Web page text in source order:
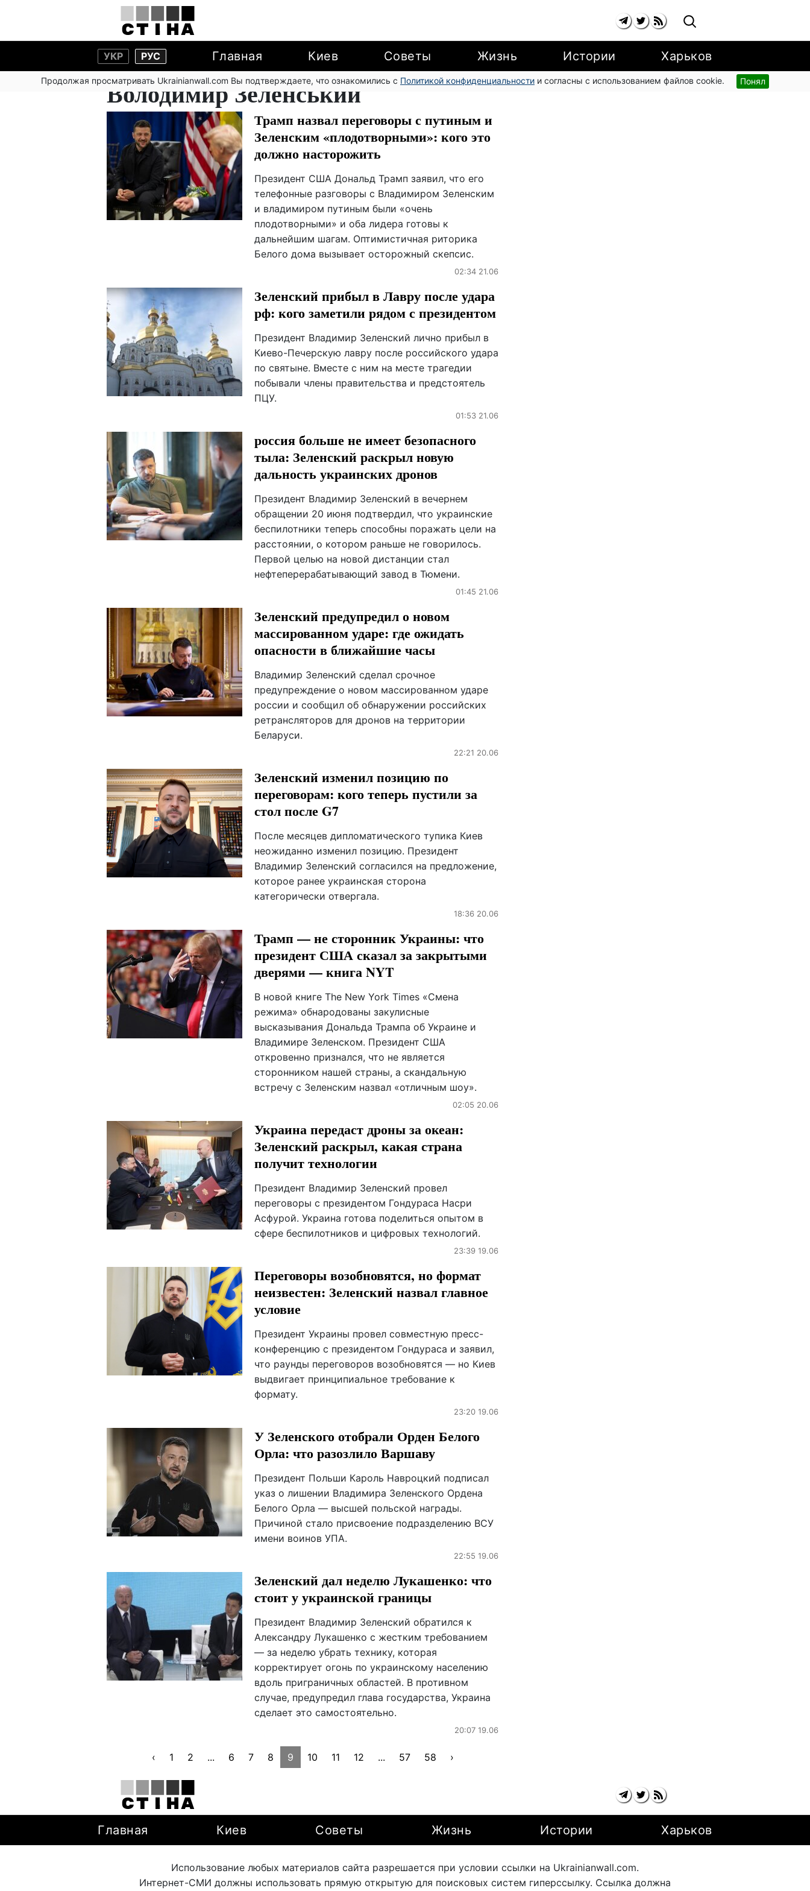
УКР РУС Главная Киев Советы Жизнь Истории Харьков
Продолжая просматривать Ukrainianwall.com Вы подтверждаете, что ознакомились с Политикой конфиденциальности и согласны с использованием файлов cookie. Понял
Володимир Зеленський
Трамп назвал переговоры с путиным и
Зеленским «плодотворными»: кого это
должно насторожить
Президент США Дональд Трамп заявил, что его
телефонные разговоры с Владимиром Зеленским
и владимиром путиным были «очень
плодотворными» и оба лидера готовы к
дальнейшим шагам. Оптимистичная риторика
Белого дома вызывает осторожный скепсис.
02:34 21.06
Зеленский прибыл в Лавру после удара
рф: кого заметили рядом с президентом
Президент Владимир Зеленский лично прибыл в
Киево-Печерскую лавру после российского удара
по святыне. Вместе с ним на месте трагедии
побывали члены правительства и предстоятель
ПЦУ.
01:53 21.06
россия больше не имеет безопасного
тыла: Зеленский раскрыл новую
дальность украинских дронов
Президент Владимир Зеленский в вечернем
обращении 20 июня подтвердил, что украинские
беспилотники теперь способны поражать цели на
расстоянии, о котором раньше не говорилось.
Первой целью на новой дистанции стал
нефтеперерабатывающий завод в Тюмени.
01:45 21.06
Зеленский предупредил о новом
массированном ударе: где ожидать
опасности в ближайшие часы
Владимир Зеленский сделал срочное
предупреждение о новом массированном ударе
россии и сообщил об обнаружении российских
ретрансляторов для дронов на территории
Беларуси.
22:21 20.06
Зеленский изменил позицию по
переговорам: кого теперь пустили за
стол после G7
После месяцев дипломатического тупика Киев
неожиданно изменил позицию. Президент
Владимир Зеленский согласился на предложение,
которое ранее украинская сторона
категорически отвергала.
18:36 20.06
Трамп — не сторонник Украины: что
президент США сказал за закрытыми
дверями — книга NYT
В новой книге The New York Times «Смена
режима» обнародованы закулисные
высказывания Дональда Трампа об Украине и
Владимире Зеленском. Президент США
откровенно признался, что не является
сторонником нашей страны, а скандальную
встречу с Зеленским назвал «отличным шоу».
02:05 20.06
Украина передаст дроны за океан:
Зеленский раскрыл, какая страна
получит технологии
Президент Владимир Зеленский провел
переговоры с президентом Гондураса Насри
Асфурой. Украина готова поделиться опытом в
сфере беспилотников и цифровых технологий.
23:39 19.06
Переговоры возобновятся, но формат
неизвестен: Зеленский назвал главное
условие
Президент Украины провел совместную пресс-
конференцию с президентом Гондураса и заявил,
что раунды переговоров возобновятся — но Киев
выдвигает принципиальное требование к
формату.
23:20 19.06
У Зеленского отобрали Орден Белого
Орла: что разозлило Варшаву
Президент Польши Кароль Навроцкий подписал
указ о лишении Владимира Зеленского Ордена
Белого Орла — высшей польской награды.
Причиной стало присвоение подразделению ВСУ
имени воинов УПА.
22:55 19.06
Зеленский дал неделю Лукашенко: что
стоит у украинской границы
Президент Владимир Зеленский обратился к
Александру Лукашенко с жестким требованием
— за неделю убрать технику, которая
корректирует огонь по украинскому населению
вдоль приграничных областей. В противном
случае, предупредил глава государства, Украина
сделает это самостоятельно.
20:07 19.06
‹ 1 2 ... 6 7 8 9 10 11 12 ... 57 58 ›
Главная Киев Советы Жизнь Истории Харьков
Использование любых материалов сайта разрешается при условии ссылки на Ukrainianwall.com.
Интернет-СМИ должны использовать прямую открытую для поисковых систем гиперссылку. Ссылка должна